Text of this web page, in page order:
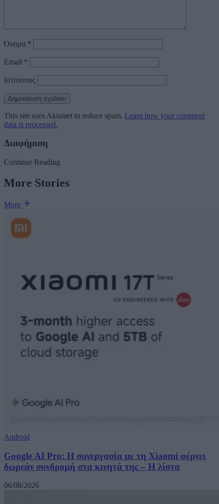
Όνομα *
Email *
Ιστότοπος
This site uses Akismet to reduce spam. Learn how your comment
data is processed.
Διαφήμιση
Continue Reading
More Stories
More
Android
Google AI Pro: Η συνεργασία με τη Xiaomi φέρνει
δωρεάν συνδρομή στα κινητά της – Η λίστα
06/08/2026